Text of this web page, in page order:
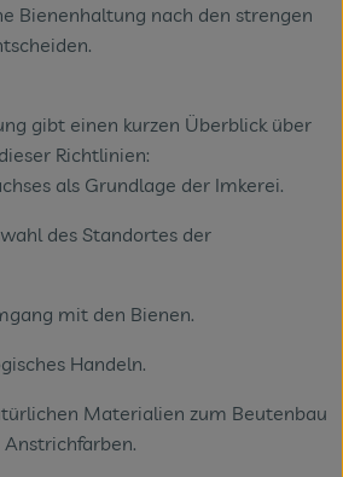
Bienenhaltung nach den strengen
gibt einen kurzen Überblick über
Richtlinien:
als Grundlage der Imkerei.
des Standortes der
mit den Bienen.
Handeln.
Materialien zum Beutenbau